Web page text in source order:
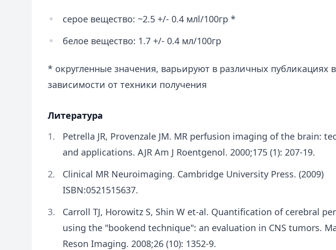
серое вещество: ~2.5 +/- 0.4 млl/100гр *
белое вещество: 1.7 +/- 0.4 мл/100гр
* округленные значения, варьируют в различных публикациях в
зависимости от техники получения
Литература
Petrella JR, Provenzale JM. MR perfusion imaging of the brain:
and applications. AJR Am J Roentgenol. 2000;175 (1): 207-19.
Clinical MR Neuroimaging. Cambridge University Press. (2009)
ISBN:0521515637.
Carroll TJ, Horowitz S, Shin W et-al. Quantification of cerebral
using the "bookend technique": an evaluation in CNS tumors.
Reson Imaging. 2008;26 (10): 1352-9.